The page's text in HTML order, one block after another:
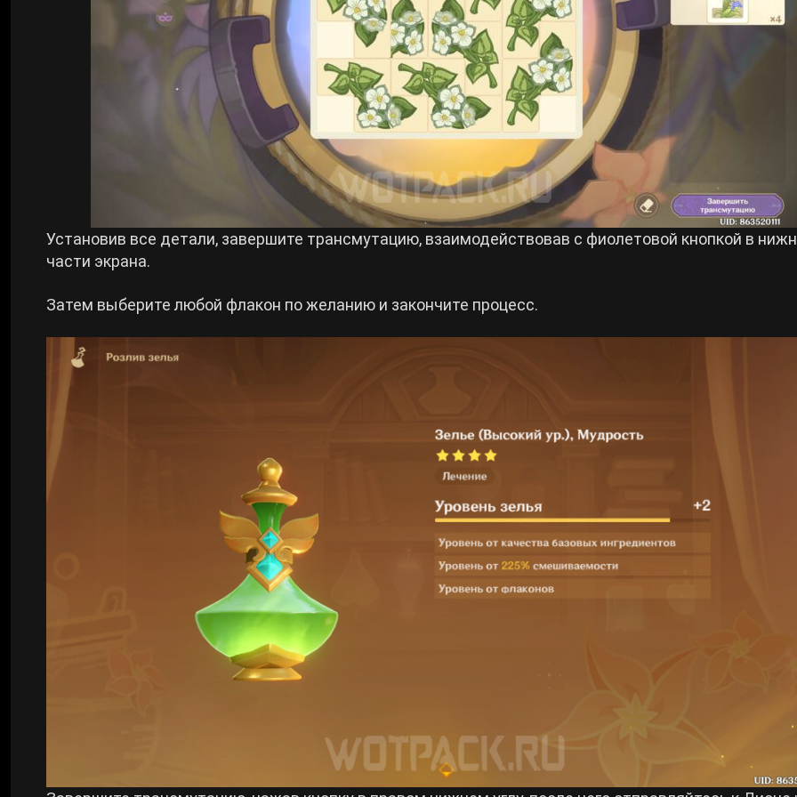
Установив все детали, завершите трансмутацию, взаимодействовав с фиолетовой кнопкой в
части экрана.
Затем выберите любой флакон по желанию и закончите процесс.